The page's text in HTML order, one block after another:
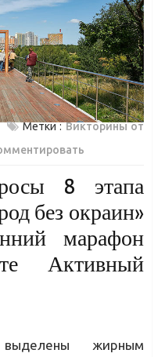
Метки :Викторины от
8 этапа
без окраин»
марафон
Активный
жирным